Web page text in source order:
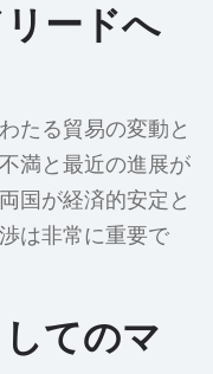
ードへ
たる貿易の変動と
満と最近の進展が
国が経済的安定と
は非常に重要で
てのマ